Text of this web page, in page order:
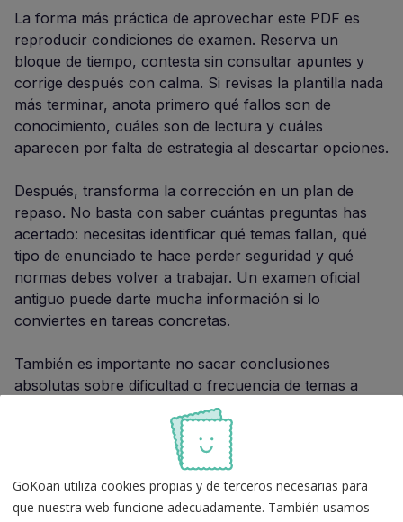
La forma más práctica de aprovechar este PDF es
reproducir condiciones de examen. Reserva un
bloque de tiempo, contesta sin consultar apuntes y
corrige después con calma. Si revisas la plantilla nada
más terminar, anota primero qué fallos son de
conocimiento, cuáles son de lectura y cuáles
aparecen por falta de estrategia al descartar opciones.
Después, transforma la corrección en un plan de
repaso. No basta con saber cuántas preguntas has
acertado: necesitas identificar qué temas fallan, qué
tipo de enunciado te hace perder seguridad y qué
normas debes volver a trabajar. Un examen oficial
antiguo puede darte mucha información si lo
conviertes en tareas concretas.
También es importante no sacar conclusiones
absolutas sobre dificultad o frecuencia de temas a
partir de un único examen. Úsalo junto a otros
exámenes oficiales de Ayudantes de Instituciones
, simulacros recientes y un calendario
de repasos. Así evitas estudiar solo lo que apareció en
2020 y mantienes la preparación alineada con el
temario vigente.
GoKoan utiliza cookies propias y de terceros necesarias para
que nuestra web funcione adecuadamente. También usamos